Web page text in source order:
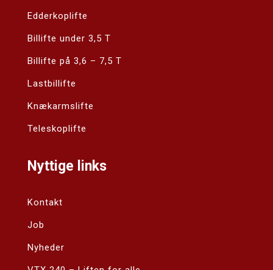
Edderkoplifte
Billifte under 3,5 T
Billifte på 3,6 – 7,5 T
Lastbillifte
Knækarmslifte
Teleskoplifte
Nyttige links
Kontakt
Job
Nyheder